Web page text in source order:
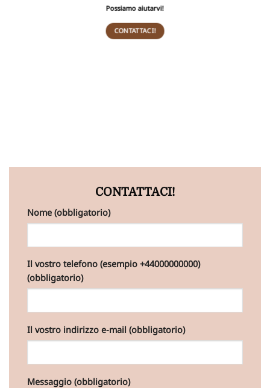
Possiamo aiutarvi!
CONTATTACI!
CONTATTACI!
Nome (obbligatorio)
Il vostro telefono (esempio +44000000000)
(obbligatorio)
Il vostro indirizzo e-mail (obbligatorio)
Messaggio (obbligatorio)